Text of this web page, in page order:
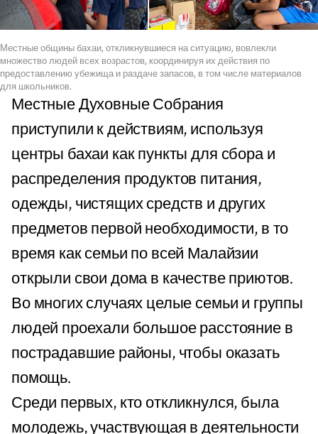
Местные общины бахаи, откликнувшиеся на ситуацию, вовлекли
множество людей всех возрастов, координируя их действия по
предоставлению убежища и раздаче запасов, в том числе материалов
для школьников.
Местные Духовные Собрания
приступили к действиям, используя
центры бахаи как пункты для сбора и
распределения продуктов питания,
одежды, чистящих средств и других
предметов первой необходимости, в то
время как семьи по всей Малайзии
открыли свои дома в качестве приютов.
Во многих случаях целые семьи и группы
людей проехали большое расстояние в
пострадавшие районы, чтобы оказать
помощь.
Среди первых, кто откликнулся, была
молодежь, участвующая в деятельности